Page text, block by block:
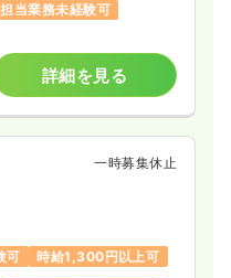
担当業務未経験可
詳細を見る
一時募集休止
可 時給1,300円以上可